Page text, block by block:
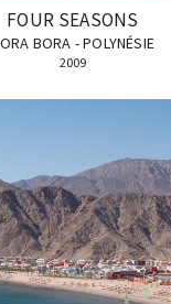
FOUR SEASONS
BORA - POLYNÉSIE
2009